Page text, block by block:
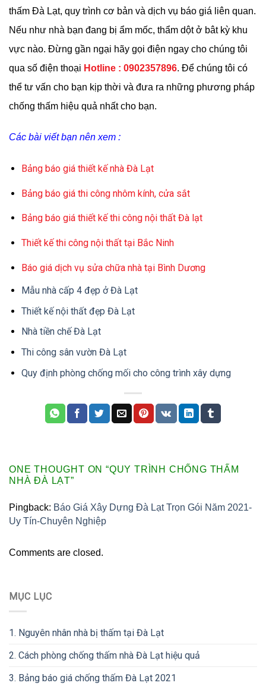
thấm Đà Lạt, quy trình cơ bản và dịch vụ báo giá liên quan.
Nếu như nhà bạn đang bị ẩm mốc, thẩm dột ở bât kỳ khu
vực nào. Đừng gần ngại hãy gọi điện ngay cho chúng tôi
qua số điện thoại Hotline : 0902357896. Để chúng tôi có
thể tư vấn cho bạn kịp thời và đưa ra những phương pháp
chống thấm hiệu quả nhất cho bạn.
Các bài viết bạn nên xem :
Bảng báo giá thiết kế nhà Đà Lạt
Bảng báo giá thi công nhôm kính, cửa sắt
Bảng báo giá thiết kế thi công nội thất Đà lạt
Thiết kế thi công nội thất tại Bắc Ninh
Báo giá dịch vụ sửa chữa nhà tại Bình Dương
Mẫu nhà cấp 4 đẹp ở Đà Lạt
Thiết kế nội thất đẹp Đà Lạt
Nhà tiền chế Đà Lạt
Thi công sân vườn Đà Lạt
Quy định phòng chống mối cho công trình xây dựng
ONE THOUGHT ON “QUY TRÌNH CHỐNG THẤM
NHÀ ĐÀ LẠT”
Pingback: Báo Giá Xây Dựng Đà Lạt Trọn Gói Năm 2021-
Uy Tín-Chuyên Nghiệp
Comments are closed.
MỤC LỤC
1. Nguyên nhân nhà bị thấm tại Đà Lạt
2. Cách phòng chống thấm nhà Đà Lạt hiệu quả
3. Bảng báo giá chống thấm Đà Lạt 2021